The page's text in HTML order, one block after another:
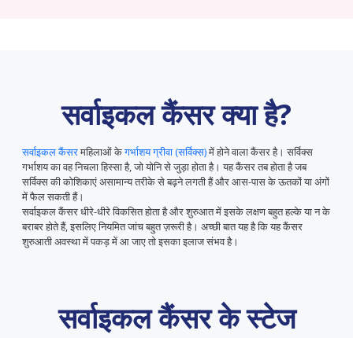
सर्वाइकल कैंसर क्या है?
सर्वाइकल कैंसरमहिलाओं केगर्भाशय ग्रीवा (सर्विक्स)में होने वाला कैंसर है। सर्विक्स
गर्भाशय का वह निचला हिस्सा है, जो योनि से जुड़ा होता है। यह कैंसर तब होता है जब
सर्विक्स की कोशिकाएं असामान्य तरीके से बढ़ने लगती हैं और आस-पास के ऊतकों या अंगों
में फैल सकती हैं।
सर्वाइकल कैंसर धीरे-धीरे विकसित होता है और शुरुआत में इसके लक्षण बहुत हल्के या न के
बराबर होते हैं, इसलिए नियमित जांच बहुत ज़रूरी है। अच्छी बात यह है कि यह कैंसर
शुरुआती अवस्था में पकड़ में आ जाए तो इसका इलाज संभव है।
सर्वाइकल कैंसर के स्टेज